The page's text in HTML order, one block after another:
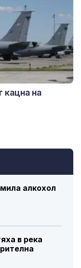
алкохол
в река
кацна на